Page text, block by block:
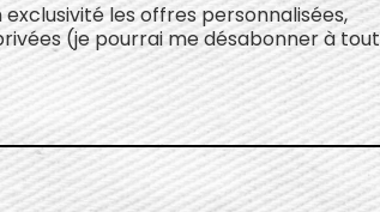
les offres personnalisées,
(je pourrai me désabonner à tout